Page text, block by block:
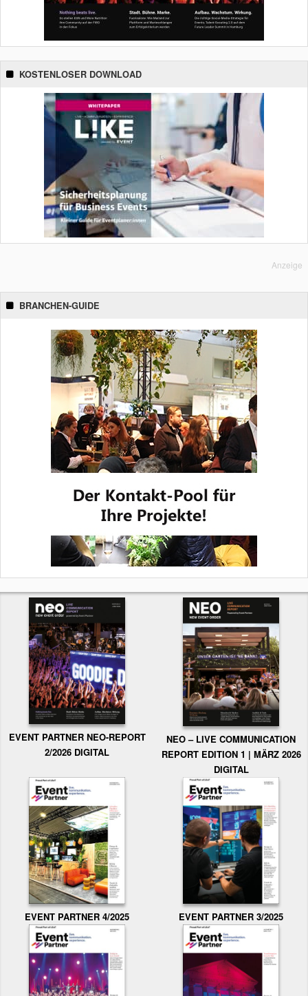
KOSTENLOSER DOWNLOAD
Anzeige
BRANCHEN-GUIDE
EVENT PARTNER NEO-REPORT
2/2026 DIGITAL
NEO – LIVE COMMUNICATION
REPORT EDITION 1 | MÄRZ 2026
DIGITAL
EVENT PARTNER 4/2025 EVENT PARTNER 3/2025